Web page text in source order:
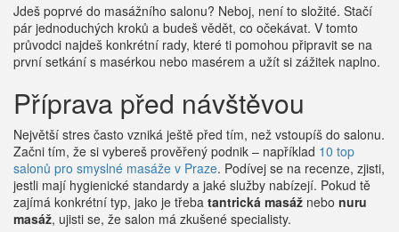
Jdeš poprvé do masážního salonu? Neboj, není to složité. Stačí
pár jednoduchých kroků a budeš vědět, co očekávat. V tomto
průvodci najdeš konkrétní rady, které ti pomohou připravit se na
první setkání s masérkou nebo masérem a užít si zážitek naplno.
Příprava před návštěvou
Největší stres často vzniká ještě před tím, než vstoupíš do salonu.
Začni tím, že si vybereš prověřený podnik – například 10 top
salonů pro smyslné masáže v Praze. Podívej se na recenze, zjisti,
jestli mají hygienické standardy a jaké služby nabízejí. Pokud tě
zajímá konkrétní typ, jako je třeba tantrická masáž nebo nuru
masáž, ujisti se, že salon má zkušené specialisty.